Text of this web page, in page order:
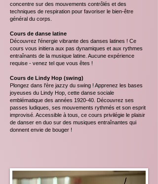
concentre sur des mouvements contrôlés et des
techniques de respiration pour favoriser le bien-être
général du corps.
Cours de danse latine
Découvrez l'énergie vibrante des danses latines ! Ce
cours vous initiera aux pas dynamiques et aux rythmes
entraînants de la musique latine. Aucune expérience
requise - venez tel que vous êtes !
Cours de Lindy Hop (swing)
Plongez dans l'ère jazzy du swing ! Apprenez les bases
joyeuses du Lindy Hop, cette danse sociale
emblématique des années 1920-40. Découvrez ses
passes ludiques, ses mouvements rythmés et son esprit
improvisé. Accessible à tous, ce cours privilégie le plaisir
de danser en duo sur des musiques entraînantes qui
donnent envie de bouger !